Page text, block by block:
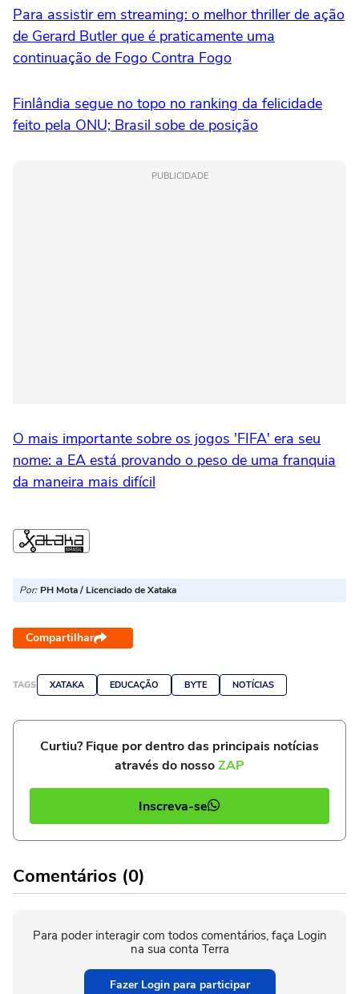
Para assistir em streaming: o melhor thriller de ação
de Gerard Butler que é praticamente uma
continuação de Fogo Contra Fogo
Finlândia segue no topo no ranking da felicidade
feito pela ONU; Brasil sobe de posição
PUBLICIDADE
O mais importante sobre os jogos 'FIFA' era seu
nome: a EA está provando o peso de uma franquia
da maneira mais difícil
Por: PH Mota / Licenciado de Xataka
Compartilhar
TAGS XATAKA EDUCAÇÃO BYTE NOTÍCIAS
Curtiu? Fique por dentro das principais notícias
através do nossoZAP
Inscreva-se
Comentários (0)
Para poder interagir com todos comentários, faça Login
na sua conta Terra
Fazer Login para participar